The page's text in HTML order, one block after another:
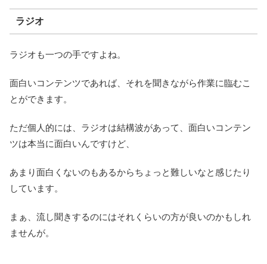
ラジオ
ラジオも一つの手ですよね。
面白いコンテンツであれば、それを聞きながら作業に臨むこ
とができます。
ただ個人的には、ラジオは結構波があって、面白いコンテン
ツは本当に面白いんですけど、
あまり面白くないのもあるからちょっと難しいなと感じたり
しています。
まぁ、流し聞きするのにはそれくらいの方が良いのかもしれ
ませんが。